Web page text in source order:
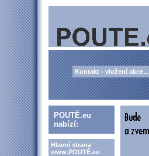
Kontakt - vložení akce...
POUTĚ.eu
nabízí:
Hlavní strana
www.POUTĚ.eu